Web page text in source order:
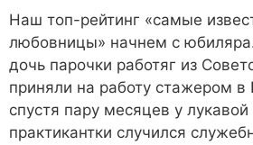
Наш топ-рейтинг «самые
любовницы» начнем с
дочь парочки работяг из
приняли на работу стажером
спустя пару месяцев у
практикантки случился